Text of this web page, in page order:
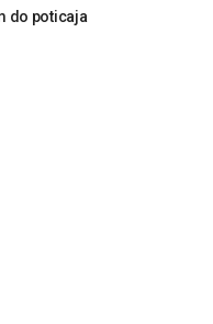
do poticaja